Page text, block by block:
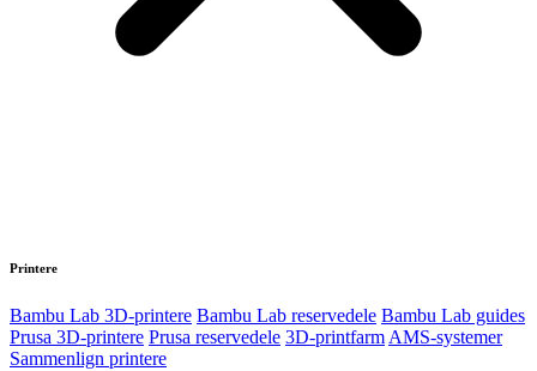
Printere
Bambu Lab 3D-printere Bambu Lab reservedele Bambu Lab guides
Prusa 3D-printere Prusa reservedele 3D-printfarm AMS-systemer
Sammenlign printere